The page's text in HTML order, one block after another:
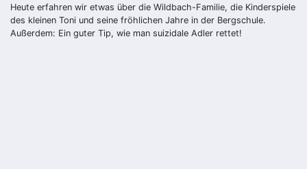
Heute erfahren wir etwas über die Wildbach-Familie, die Kinderspiele
des kleinen Toni und seine fröhlichen Jahre in der Bergschule.
Außerdem: Ein guter Tip, wie man suizidale Adler rettet!